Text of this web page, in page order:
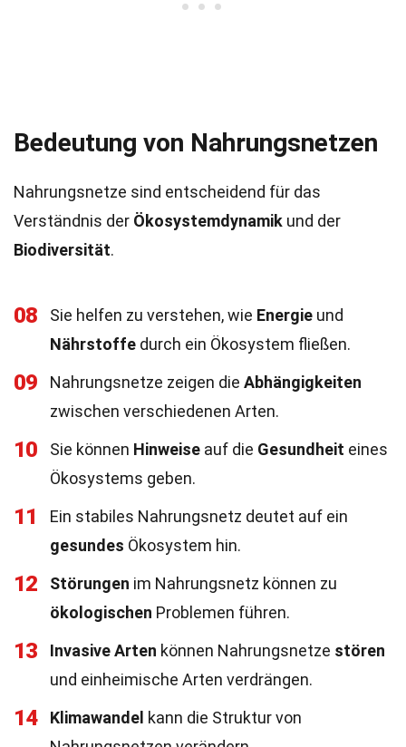
Bedeutung von Nahrungsnetzen
Nahrungsnetze sind entscheidend für das
Verständnis der Ökosystemdynamik und der
Biodiversität.
08 Sie helfen zu verstehen, wie Energie und
Nährstoffe durch ein Ökosystem fließen.
09 Nahrungsnetze zeigen die Abhängigkeiten
zwischen verschiedenen Arten.
10 Sie können Hinweise auf die Gesundheit eines
Ökosystems geben.
11
Ein stabiles Nahrungsnetz deutet auf ein
gesundes Ökosystem hin.
12 Störungen im Nahrungsnetz können zu
ökologischen Problemen führen.
13 Invasive Arten können Nahrungsnetze stören
und einheimische Arten verdrängen.
14 Klimawandel kann die Struktur von